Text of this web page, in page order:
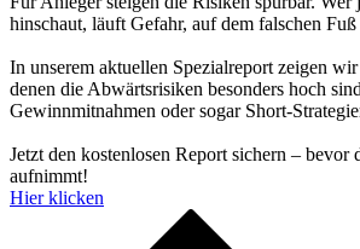
hinschaut, läuft Gefahr, auf dem falschen
In unserem aktuellen Spezialreport zeigen
denen die Abwärtsrisiken besonders hoch
Gewinnmitnahmen oder sogar Short-
Jetzt den kostenlosen Report sichern –
aufnimmt!
Hier klicken